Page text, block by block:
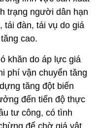
trạng người dân hạn
tái đàn, tái vụ do giá
cao.
khăn do áp lực giá
phí vận chuyển tăng
tăng đột biến
đến tiến độ thực
tư công, có tình
để chờ giá vật